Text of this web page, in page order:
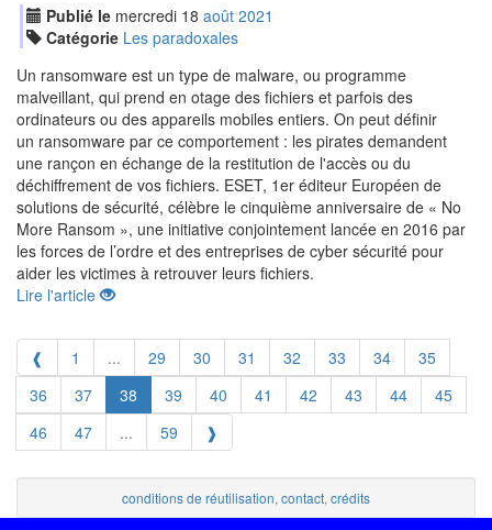
Publié le mercredi 18 août 2021
Catégorie Les paradoxales
Un ransomware est un type de malware, ou programme
malveillant, qui prend en otage des fichiers et parfois des
ordinateurs ou des appareils mobiles entiers. On peut définir
un ransomware par ce comportement : les pirates demandent
une rançon en échange de la restitution de l'accès ou du
déchiffrement de vos fichiers. ESET, 1er éditeur Européen de
solutions de sécurité, célèbre le cinquième anniversaire de « No
More Ransom », une initiative conjointement lancée en 2016 par
les forces de l’ordre et des entreprises de cyber sécurité pour
aider les victimes à retrouver leurs fichiers.
Lire l'article
❰ 1 ... 29 30 31 32 33 34
35
36
37 38 39 40 41 42 43 44
45
46
47 ... 59 ❱
conditions de réutilisation, contact, crédits